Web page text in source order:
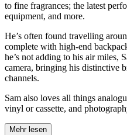
to fine fragrances; the latest
equipment, and more.
He’s often found travelling
complete with high-end
he’s not adding to his air miles,
camera, bringing his distinctive
channels.
Sam also loves all things
vinyl or cassette, and
Mehr lesen